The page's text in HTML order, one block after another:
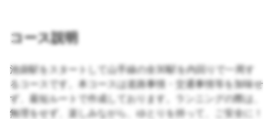
コース説明
池袋駅をスタートして山手線の全30駅を内回りで一周す
るコースです。本コースは道路事情・交通事情等を加味せ
ず、最短ルートで作成しております。ランニングの際は、
無理をせず、楽しみながら、ゆとりを持って、ご安全に！